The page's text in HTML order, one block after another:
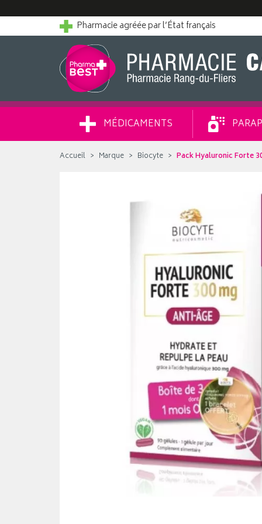
Pharmacie agréée par l’État français
MÉDICAMENTS
Accueil Marque Biocyte Pack Hyaluronic Forte